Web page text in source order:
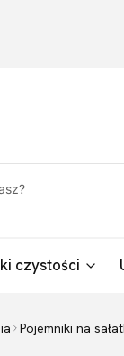
czystości
Pojemniki na